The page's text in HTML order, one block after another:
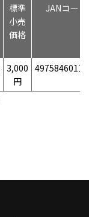
標準
小売
価格
JANコード
3,000
円